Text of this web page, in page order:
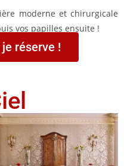
moderne et chirurgicale
vos papilles ensuite !
réserve !